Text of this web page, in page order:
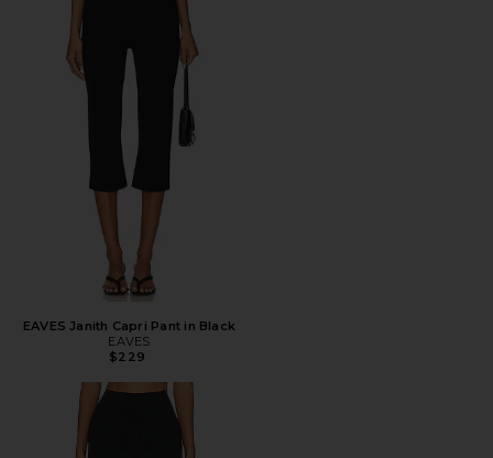
EAVES Janith Capri Pant in Black
EAVES
$229